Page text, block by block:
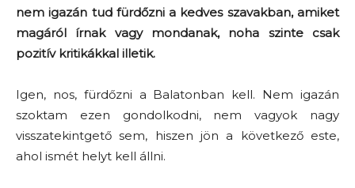
nem igazán tud fürdőzni a kedves szavakban, amiket
magáról írnak vagy mondanak, noha szinte csak
pozitív kritikákkal illetik.
Igen, nos, fürdőzni a Balatonban kell. Nem igazán
szoktam ezen gondolkodni, nem vagyok nagy
visszatekintgető sem, hiszen jön a következő este,
ahol ismét helyt kell állni.